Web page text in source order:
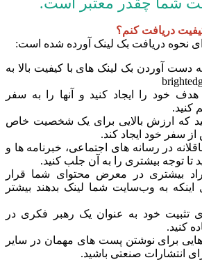
دریافت کنم؟
نحوه دریافت بک لینک آورده شده است:
دست آوردن بک لینک های با کیفیت بالا به
هدف خود را ایجاد کنید و آنها را به سفر
کنید.
که ارزش بالایی برای یک شخصیت خاص
سفر خود ایجاد کند.
در رسانه های اجتماعی، خبرنامه ها و
تا توجه بیشتری را به آن جلب کنید.
بیشتری در معرض محتوای شما قرار
اینکه به وب‌سایت شما لینک بدهند بیشتر
تثبیت خود به عنوان یک رهبر فکری در
کنید.
برای نوشتن پست های مهمان در سایر
انتشارات صنعتی باشید.